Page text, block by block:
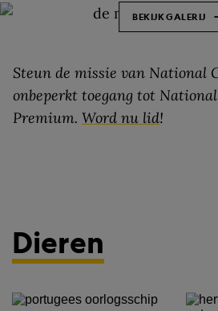
BEKIJK GALERIJ
Steun de missie van National
onbeperkt toegang tot
Premium. Word nu lid!
Dieren